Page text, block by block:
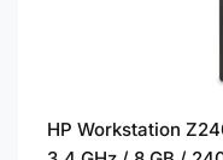
HP Workstation